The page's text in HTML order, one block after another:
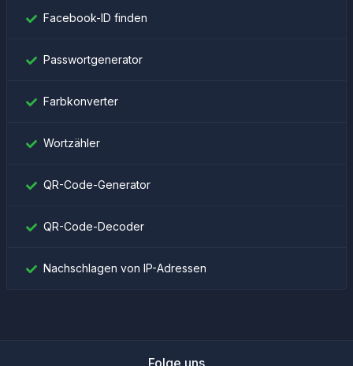
Facebook-ID finden
Passwortgenerator
Farbkonverter
Wortzähler
QR-Code-Generator
QR-Code-Decoder
Nachschlagen von IP-Adressen
Folge uns